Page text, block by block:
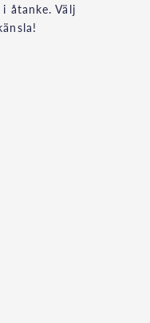
åtanke. Välj